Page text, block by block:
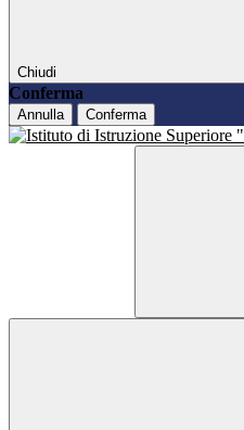
Chiudi
Conferma
Annulla Conferma